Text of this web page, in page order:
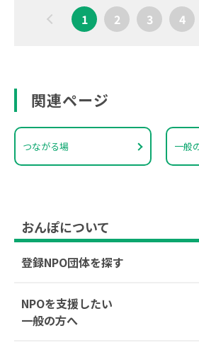
1 2 3 4
関連ページ
つながる場 一般
おんぽについて
登録NPO団体を探す
NPOを支援したい
一般の方へ